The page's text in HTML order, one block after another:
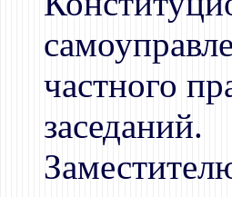
частного
заседаний.